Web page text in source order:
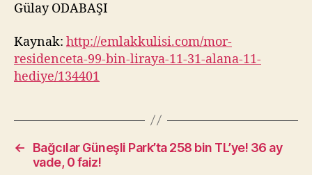
Gülay ODABAŞI
Kaynak: http://emlakkulisi.com/mor-
residenceta-99-bin-liraya-11-31-alana-11-
hediye/134401
←
Bağcılar Güneşli Park’ta 258 bin TL’ye! 36 ay
vade, 0 faiz!